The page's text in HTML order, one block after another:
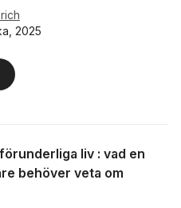
2025
liv : vad en
behöver veta om